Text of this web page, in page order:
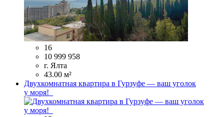
16
10 999 958
г. Ялта
43.00 м²
Двухкомнатная квартира в Гурзуфе — ваш уголок
у моря!